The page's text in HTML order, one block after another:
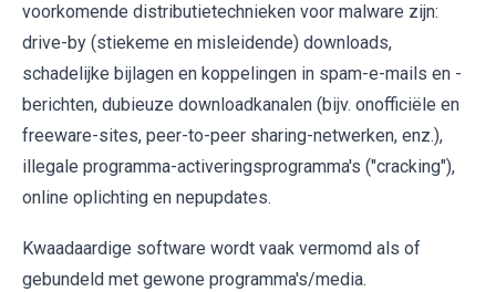
voorkomende distributietechnieken voor malware zijn:
drive-by (stiekeme en misleidende) downloads,
schadelijke bijlagen en koppelingen in spam-e-mails en -
berichten, dubieuze downloadkanalen (bijv. onofficiële en
freeware-sites, peer-to-peer sharing-netwerken, enz.),
illegale programma-activeringsprogramma's ("cracking"),
online oplichting en nepupdates.
Kwaadaardige software wordt vaak vermomd als of
gebundeld met gewone programma's/media.